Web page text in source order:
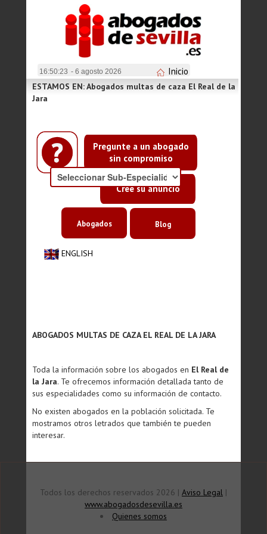
16:50:23 - 6 agosto 2026 Inicio
Pregunte a un abogado
sin compromiso
Cree su anuncio
ESTAMOS EN: Abogados multas de caza El Real de la
Jara
ENGLISH
Abogados Blog
ABOGADOS MULTAS DE CAZA EL REAL DE LA JARA
Toda la información sobre los abogados en El Real de
la Jara. Te ofrecemos información detallada tanto de
sus especialidades como su información de contacto.
No existen abogados en la población solicitada. Te
mostramos otros letrados que también te pueden
interesar.
Todos los derechos reservados 2026 | Aviso Legal |
www.abogadosdesevilla.es
Quienes somos